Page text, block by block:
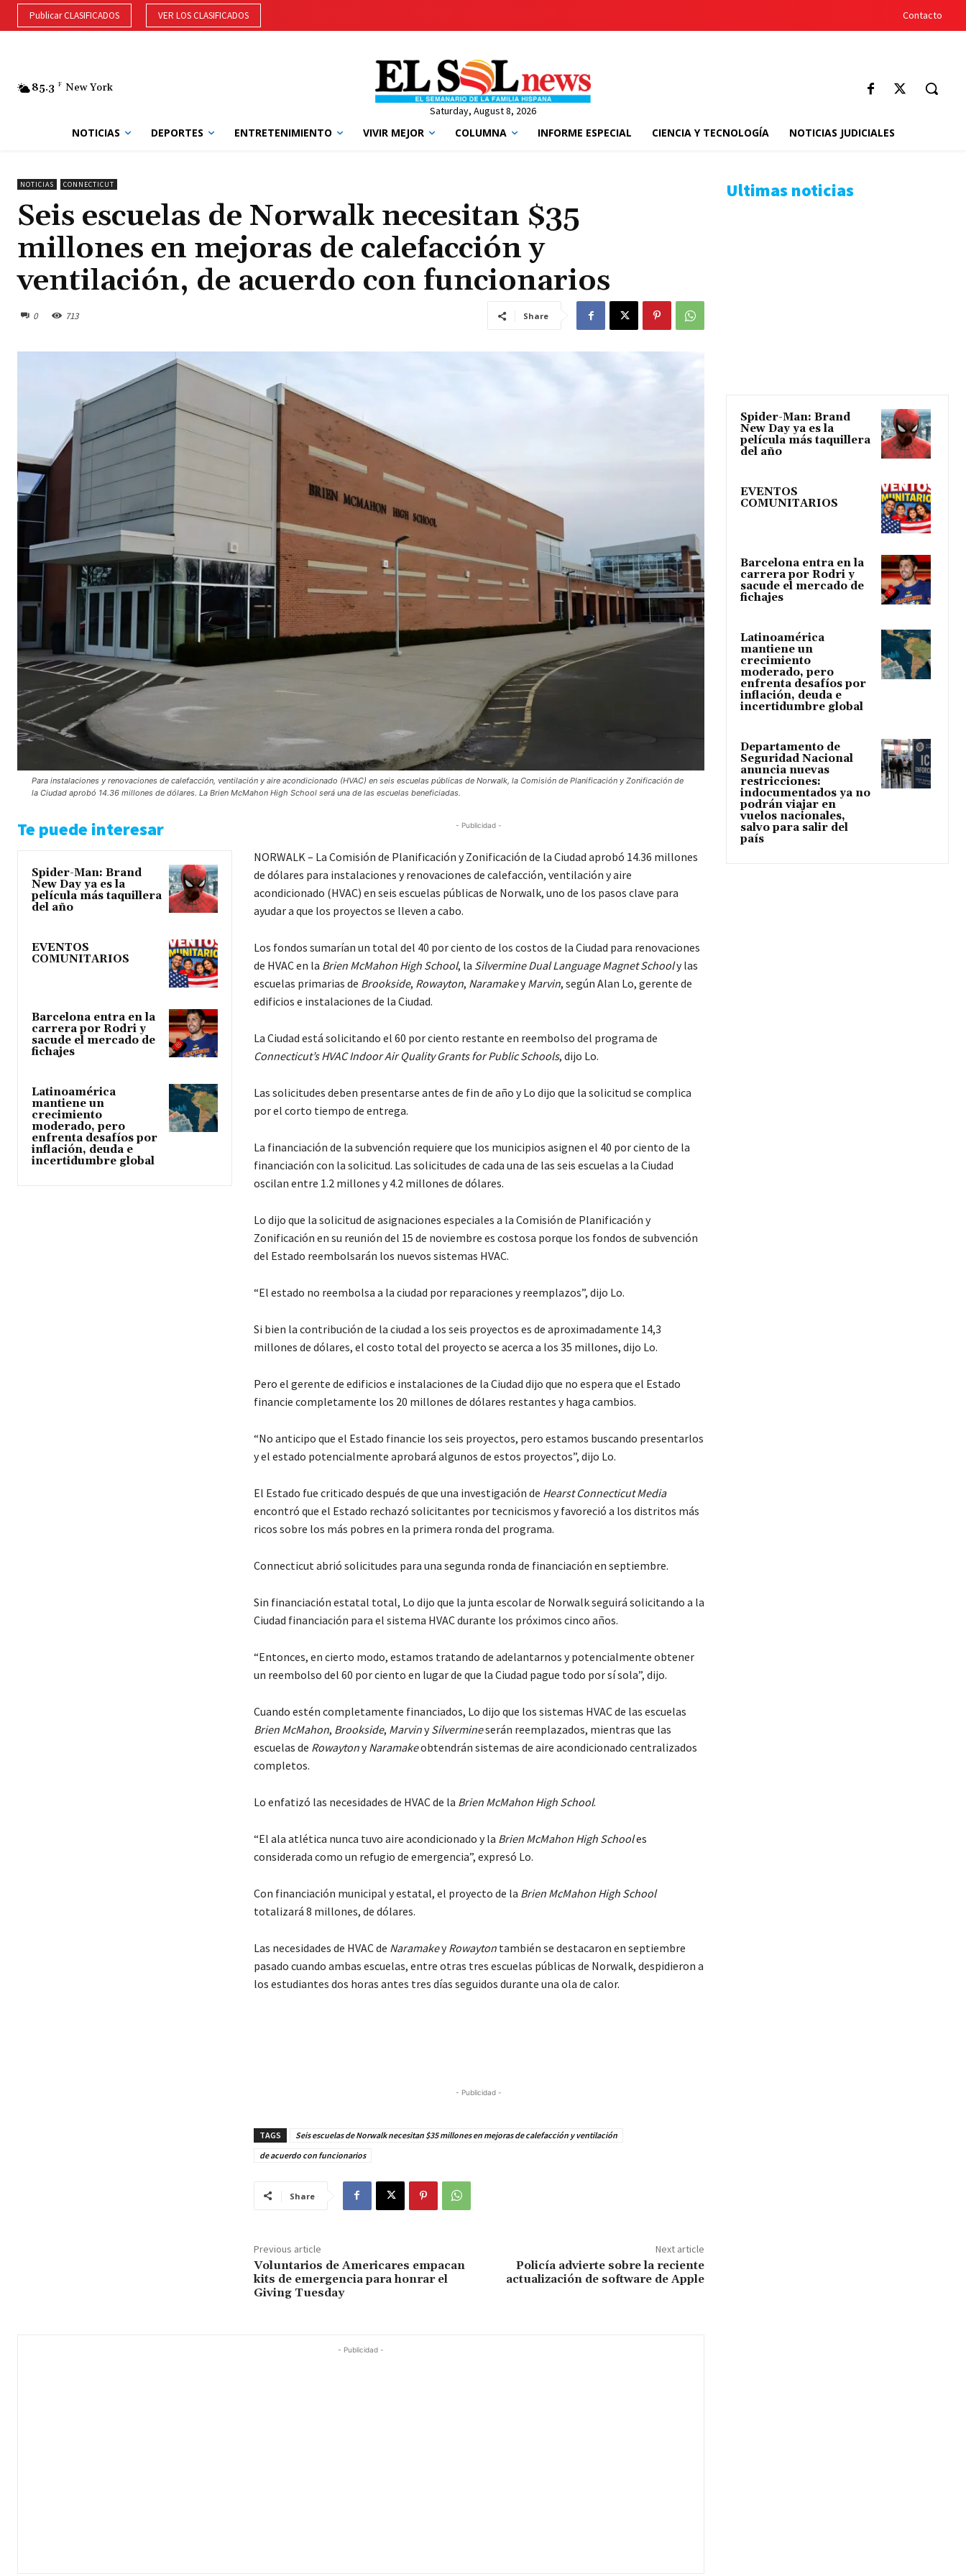
Publicar CLASIFICADOS VER LOS CLASIFICADOS Contacto
85.3 F New York
Saturday, August 8, 2026
NOTICIAS DEPORTES ENTRETENIMIENTO VIVIR MEJOR COLUMNA INFORME ESPECIAL CIENCIA Y TECNOLOGÍA NOTICIAS JUDICIALES
NOTICIAS CONNECTICUT
Seis escuelas de Norwalk necesitan $35
millones en mejoras de calefacción y
ventilación, de acuerdo con funcionarios
0 713 Share
Para instalaciones y renovaciones de calefacción, ventilación y aire acondicionado (HVAC) en seis escuelas públicas de Norwalk, la Comisión de Planificación y Zonificación de
la Ciudad aprobó 14.36 millones de dólares. La Brien McMahon High School será una de las escuelas beneficiadas.
Te puede interesar
Spider-Man: Brand
New Day ya es la
película más taquillera
del año
EVENTOS
COMUNITARIOS
Barcelona entra en la
carrera por Rodri y
sacude el mercado de
fichajes
Latinoamérica
mantiene un
crecimiento
moderado, pero
enfrenta desafíos por
inflación, deuda e
incertidumbre global
- Publicidad -
NORWALK – La Comisión de Planificación y Zonificación de la Ciudad aprobó 14.36 millones
de dólares para instalaciones y renovaciones de calefacción, ventilación y aire
acondicionado (HVAC) en seis escuelas públicas de Norwalk, uno de los pasos clave para
ayudar a que los proyectos se lleven a cabo.
Los fondos sumarían un total del 40 por ciento de los costos de la Ciudad para renovaciones
de HVAC en la Brien McMahon High School, la Silvermine Dual Language Magnet Schooly las
escuelas primarias de Brookside, Rowayton, NaramakeyMarvin, según Alan Lo, gerente de
edificios e instalaciones de la Ciudad.
La Ciudad está solicitando el 60 por ciento restante en reembolso del programa de
Connecticut’s HVAC Indoor Air Quality Grants for Public Schools, dijo Lo.
Las solicitudes deben presentarse antes de fin de año y Lo dijo que la solicitud se complica
por el corto tiempo de entrega.
La financiación de la subvención requiere que los municipios asignen el 40 por ciento de la
financiación con la solicitud. Las solicitudes de cada una de las seis escuelas a la Ciudad
oscilan entre 1.2 millones y 4.2 millones de dólares.
Lo dijo que la solicitud de asignaciones especiales a la Comisión de Planificación y
Zonificación en su reunión del 15 de noviembre es costosa porque los fondos de subvención
del Estado reembolsarán los nuevos sistemas HVAC.
“El estado no reembolsa a la ciudad por reparaciones y reemplazos”, dijo Lo.
Si bien la contribución de la ciudad a los seis proyectos es de aproximadamente 14,3
millones de dólares, el costo total del proyecto se acerca a los 35 millones, dijo Lo.
Pero el gerente de edificios e instalaciones de la Ciudad dijo que no espera que el Estado
financie completamente los 20 millones de dólares restantes y haga cambios.
“No anticipo que el Estado financie los seis proyectos, pero estamos buscando presentarlos
y el estado potencialmente aprobará algunos de estos proyectos”, dijo Lo.
El Estado fue criticado después de que una investigación de Hearst Connecticut Media
encontró que el Estado rechazó solicitantes por tecnicismos y favoreció a los distritos más
ricos sobre los más pobres en la primera ronda del programa.
Connecticut abrió solicitudes para una segunda ronda de financiación en septiembre.
Sin financiación estatal total, Lo dijo que la junta escolar de Norwalk seguirá solicitando a la
Ciudad financiación para el sistema HVAC durante los próximos cinco años.
“Entonces, en cierto modo, estamos tratando de adelantarnos y potencialmente obtener
un reembolso del 60 por ciento en lugar de que la Ciudad pague todo por sí sola”, dijo.
Cuando estén completamente financiados, Lo dijo que los sistemas HVAC de las escuelas
Brien McMahon, Brookside, MarvinySilvermineserán reemplazados, mientras que las
escuelas de RowaytonyNaramakeobtendrán sistemas de aire acondicionado centralizados
completos.
Lo enfatizó las necesidades de HVAC de la Brien McMahon High School.
“El ala atlética nunca tuvo aire acondicionado y la Brien McMahon High Schooles
considerada como un refugio de emergencia”, expresó Lo.
Con financiación municipal y estatal, el proyecto de la Brien McMahon High School
totalizará 8 millones, de dólares.
Las necesidades de HVAC de NaramakeyRowaytontambién se destacaron en septiembre
pasado cuando ambas escuelas, entre otras tres escuelas públicas de Norwalk, despidieron a
los estudiantes dos horas antes tres días seguidos durante una ola de calor.
- Publicidad -
TAGS
Seis escuelas de Norwalk necesitan $35 millones en mejoras de calefacción y ventilación
de acuerdo con funcionarios
Share
Previous article
Voluntarios de Americares empacan
kits de emergencia para honrar el
Giving Tuesday
Next article
Policía advierte sobre la reciente
actualización de software de Apple
- Publicidad -
Ultimas noticias
Spider-Man: Brand
New Day ya es la
película más taquillera
del año
EVENTOS
COMUNITARIOS
Barcelona entra en la
carrera por Rodri y
sacude el mercado de
fichajes
Latinoamérica
mantiene un
crecimiento
moderado, pero
enfrenta desafíos por
inflación, deuda e
incertidumbre global
Departamento de
Seguridad Nacional
anuncia nuevas
restricciones:
indocumentados ya no
podrán viajar en
vuelos nacionales,
salvo para salir del
país